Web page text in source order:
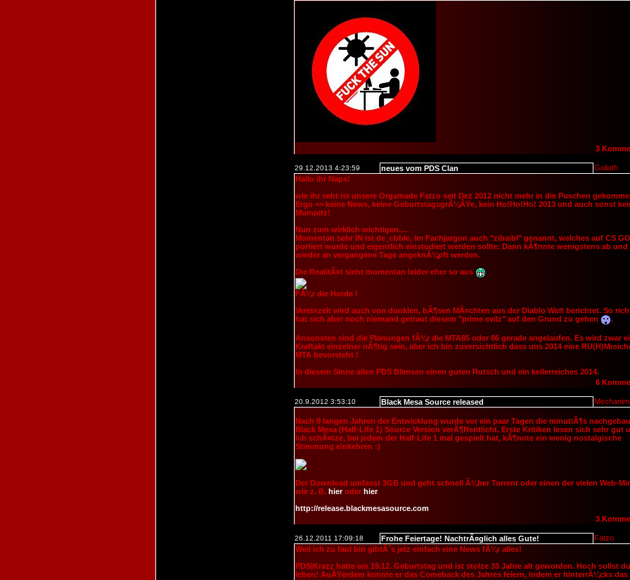
3
29.12.2013 4:23:59 neues vom PDS Clan
Goliath
Hallo ihr Naps!
wie ihr seht ist unsere Orgamade Fatzo seit Dez 2012 nicht mehr in die Puschen
Ergo => keine News, keine GeburtstagsgrÃ¼ÃŸe, kein Ho!Ho!Ho! 2013 und auch sonst
Mumpitz!
Nun zum wirklich wichtigen....
Momentan sehr IN ist de_cbble, im Fachjargon auch "zibaibl" genannt, welches auf CS GO
portiert wurde und eigentlich einstudiert werden sollte. Dann kÃ¶nnte wenigstens ab und
wieder an vergangene Tage angeknÃ¼pft werden.
Die RealitÃ¤t sieht momentan leider eher so aus
FÃ¼r die Horde !
Vereinzelt wird auch von dunklen, bÃ¶sen MÃ¤chten aus der Diablo Welt berichtet. So
hat sich aber noch niemand getraut diesem "prime evilz" auf den Grund zu gehen
.
Ansonsten sind die Planungen fÃ¼r die MTA85 oder 86 gerade angelaufen. Es wird zwar
Kraftakt einzelner nÃ¶tig sein, aber ich bin zuversichtlich dass uns 2014 eine
MTA bevorsteht !
In diesem Sinne allen PDS Blimsen einen guten Rutsch und ein kellerreiches 2014.
6
20.9.2012 3:53:10 Black Mesa Source released
Nach 8 langen Jahren der Entwicklung wurde vor ein paar Tagen die minutiÃ¶s
Black Mesa (Half-Life 1) Source Version verÃ¶ffentlicht. Erste Kritiken lesen sich sehr gut
ich schÃ¤tze, bei jedem der Half-Life 1 mal gespielt hat, kÃ¶nnte ein wenig nostalgische
Stimmung einkehren :)
Der Download umfasst 3GB und geht schnell Ã¼ber Torrent oder einen der vielen Web-
wie z. B. hieroder hier.
http://release.blackmesasource.com
3
26.12.2011 17:09:18 Frohe Feiertage! NachtrÃ¤glich alles Gute!
Fatzo
Weil ich zu faul bin gibtÂ´s jetz einfach eine News fÃ¼r alles!
PDS|Krazz hatte am 19.12. Geburtstag und ist stolze 33 Jahre alt geworden. Hoch sollst du
leben! AuÃŸerdem konnte er das Comeback des Jahres feiern, indem er hinterrÃ¼cks das